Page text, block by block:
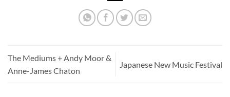
The Mediums + Andy Moor &
Anne-James Chaton
Japanese New Music Festival